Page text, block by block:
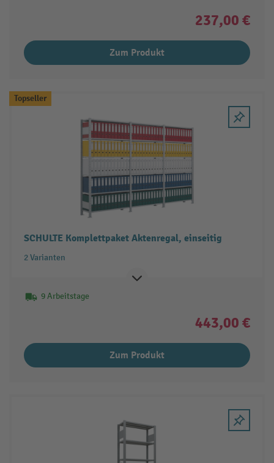
237,00 €
Zum Produkt
Topseller
SCHULTE Komplettpaket Aktenregal, einseitig
2 Varianten
9 Arbeitstage
443,00 €
Zum Produkt